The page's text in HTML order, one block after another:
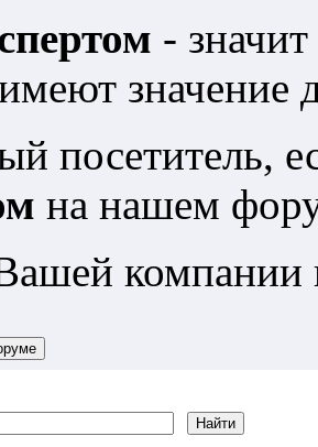
-
посетитель,
на нашем
компании